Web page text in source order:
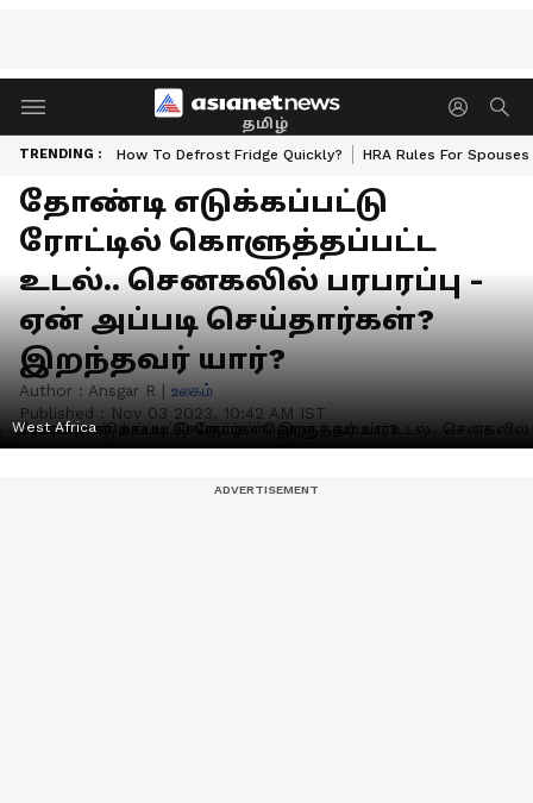
தமிழ்
TRENDING : How To Defrost Fridge Quickly? HRA Rules For Spouses
தோண்டி எடுக்கப்பட்டு
ரோட்டில் கொளுத்தப்பட்ட
உடல்.. செனகலில் பரபரப்பு -
ஏன் அப்படி செய்தார்கள்?
இறந்தவர் யார்?
Author : Ansgar R | உலகம்
Published : Nov 03 2023, 10:42 AM IST
West Africa